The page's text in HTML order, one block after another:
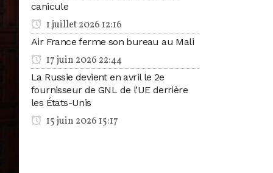
canicule
1 juillet 2026 12:16
Air France ferme son bureau au Mali
17 juin 2026 22:44
La Russie devient en avril le 2e
fournisseur de GNL de l’UE derrière
les États-Unis
15 juin 2026 15:17